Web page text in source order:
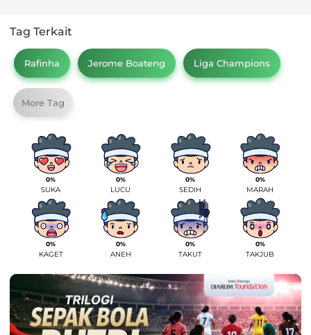
Tag Terkait
Rafinha Jerome Boateng Liga Champions
More Tag
0%
SUKA
0%
LUCU
0%
SEDIH
0%
MARAH
0%
KAGET
0%
ANEH
0%
TAKUT
0%
TAKJUB